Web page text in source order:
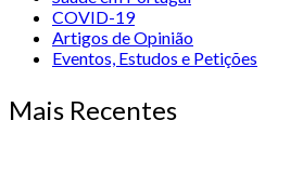
COVID-19
Artigos de Opinião
Eventos, Estudos e Petições
Mais Recentes